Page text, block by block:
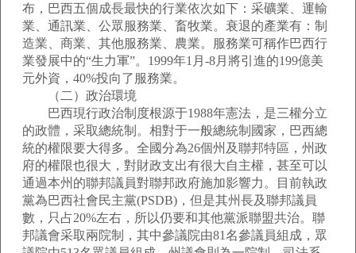
布，巴西五個成長最快的行業依次如下：采礦業、運輸
業、通訊業、公眾服務業、畜牧業。衰退的產業有：制
造業、商業、其他服務業、農業。服務業可稱作巴西行
業發展中的“生力軍”。1999年1月-8月將引進的199億美
元外資，40%投向了服務業。
（二）政治環境
巴西現行政治制度根源于1988年憲法，是三權分立
的政體，采取總統制。相對于一般總統制國家，巴西總
統的權限要大得多。全國分為26個州及聯邦特區，州政
府的權限也很大，對財政支出有很大自主權，甚至可以
通過本州的聯邦議員對聯邦政府施加影響力。目前執政
黨為巴西社會民主黨(PSDB)，但是其州長及聯邦議員
數，只占20%左右，所以仍要和其他黨派聯盟共治。聯
邦議會采取兩院制，其中參議院由81名參議員組成，眾